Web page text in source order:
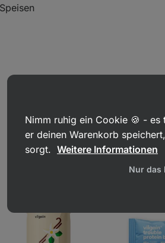
Nimm ruhig ein Cookie 🍪 -
er deinen Warenkorb
sorgt. Weitere Informationen
Nur das